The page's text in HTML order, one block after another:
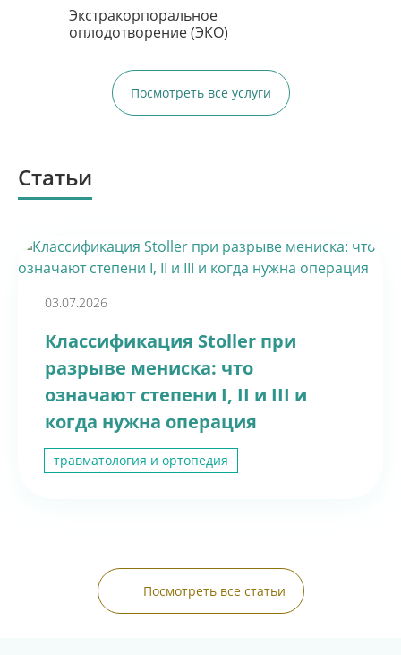
ПЕРВЫЙ ШАГ К
ВАШЕМУ СЧАСТЬЮ
Индивидуальный подбор лечения
Консервативное лечение и методом ЭКО
Запись по телефону:8(8452)34-43-88
Подробнее
Экстракорпоральное
оплодотворение (ЭКО)
Посмотреть все услуги
Статьи
03.07.2026
Классификация Stoller при
разрыве мениска: что
означают степени I, II и III и
когда нужна операция
травматология и ортопедия
Посмотреть все статьи